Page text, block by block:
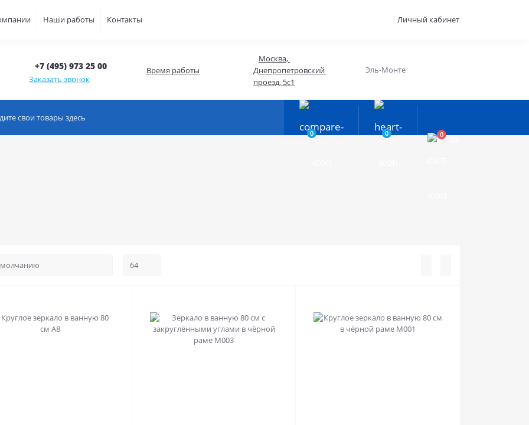
Наши работы Контакты Личный кабинет
+7 (495) 973 25 00
Заказать звонок
Время работы
Москва,
Днепропетровский
проезд, 5с1
Эль-Монте
0 0 0